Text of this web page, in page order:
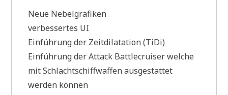
Neue Nebelgrafiken
verbessertes UI
Einführung der Zeitdilatation (TiDi)
Einführung der Attack Battlecruiser welche
mit Schlachtschiffwaffen ausgestattet
werden können